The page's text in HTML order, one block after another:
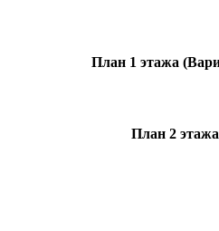
План 1 этажа
План 2 этажа